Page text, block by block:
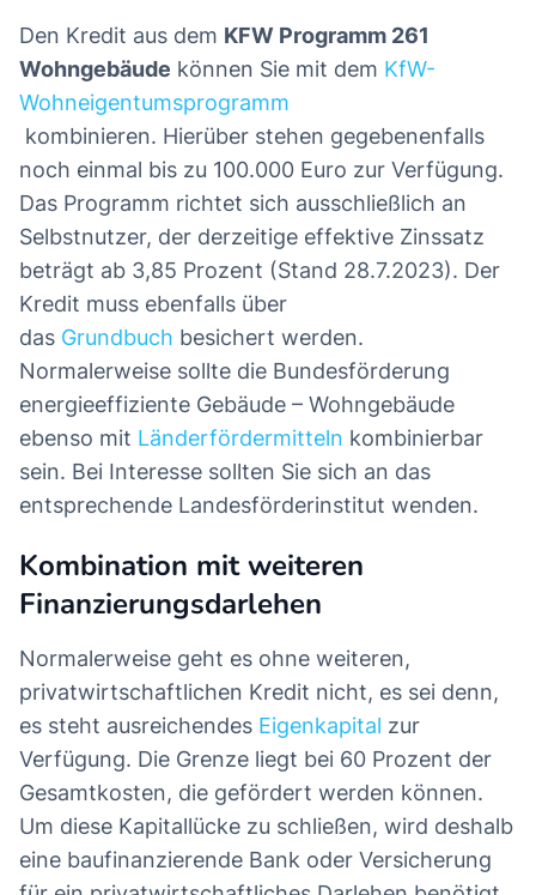
Den Kredit aus dem KFW Programm 261
Wohngebäude können Sie mit dem KfW-
Wohneigentumsprogramm
kombinieren. Hierüber stehen gegebenenfalls
noch einmal bis zu 100.000 Euro zur Verfügung.
Das Programm richtet sich ausschließlich an
Selbstnutzer, der derzeitige effektive Zinssatz
beträgt ab 3,85 Prozent (Stand 28.7.2023). Der
Kredit muss ebenfalls über
das Grundbuch besichert werden.
Normalerweise sollte die Bundesförderung
energieeffiziente Gebäude – Wohngebäude
ebenso mit Länderfördermitteln kombinierbar
sein. Bei Interesse sollten Sie sich an das
entsprechende Landesförderinstitut wenden.
Kombination mit weiteren
Finanzierungsdarlehen
Normalerweise geht es ohne weiteren,
privatwirtschaftlichen Kredit nicht, es sei denn,
es steht ausreichendes Eigenkapital zur
Verfügung. Die Grenze liegt bei 60 Prozent der
Gesamtkosten, die gefördert werden können.
Um diese Kapitallücke zu schließen, wird deshalb
eine baufinanzierende Bank oder Versicherung